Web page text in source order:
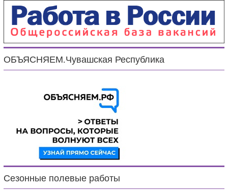
ОБЪЯСНЯЕМ.Чувашская Республика
Сезонные полевые работы